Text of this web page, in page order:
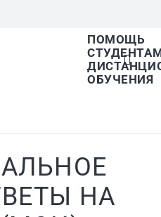
ПОМОЩЬ
ОБУЧЕНИЯ
выбора и Enter для
Если у вас
НА